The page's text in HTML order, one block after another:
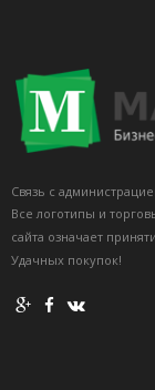
Связь с
Все логотипы и
сайта означает
Удачных покупок!